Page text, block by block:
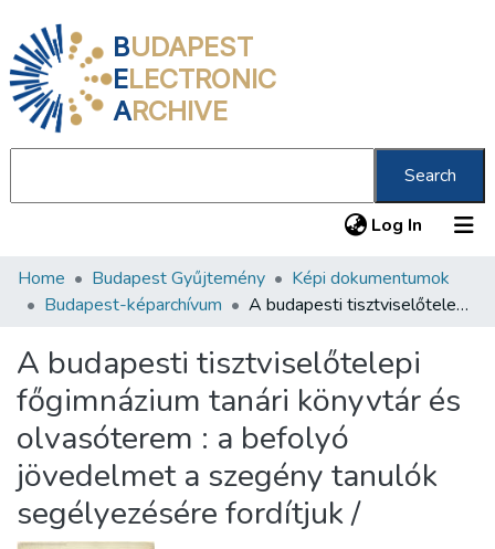
BUDAPEST
ELECTRONIC
ARCHIVE
Search
Log In (current)
Communities & Collections
Statistics
About us
Home Budapest Gyűjtemény
Képi dokumentumok
Budapest-képarchívum
A budapesti tisztviselőtelepi főgimnázium tanári könyvtár és olvasóterem : a befolyó jövedelmet a szegény tanulók segélyezésére fordítjuk /
A budapesti tisztviselőtelepi
főgimnázium tanári könyvtár és
olvasóterem : a befolyó
jövedelmet a szegény tanulók
segélyezésére fordítjuk /